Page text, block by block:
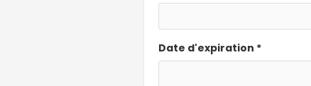
Date d'expiration *